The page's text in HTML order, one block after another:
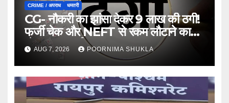
CRIME / अपराध धमतरी
CG- नौकरी का झांसा देकर 9 लाख की ठगी!
फर्जी चेक और NEFT से रकम लौटाने का
खेल, FIR दर्ज…
AUG 7, 2026 POORNIMA SHUKLA